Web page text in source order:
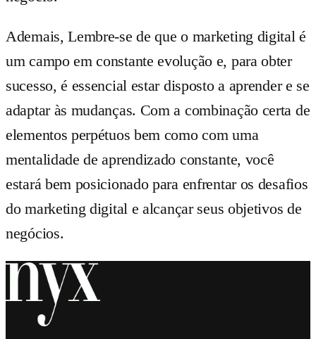
Ademais, Lembre-se de que o marketing digital é
um campo em constante evolução e, para obter
sucesso, é essencial estar disposto a aprender e se
adaptar às mudanças. Com a combinação certa de
elementos perpétuos bem como com uma
mentalidade de aprendizado constante, você
estará bem posicionado para enfrentar os desafios
do marketing digital e alcançar seus objetivos de
negócios.